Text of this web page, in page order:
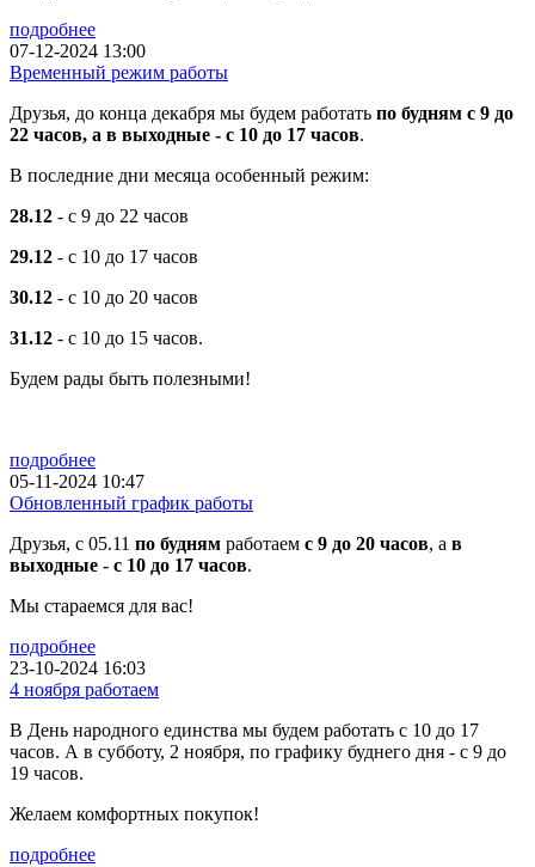
подробнее
07-12-2024 13:00
Временный режим работы
Друзья, до конца декабря мы будем работать по будням с 9 до
22 часов, а в выходные - с 10 до 17 часов.
В последние дни месяца особенный режим:
28.12 - с 9 до 22 часов
29.12 - с 10 до 17 часов
30.12 - с 10 до 20 часов
31.12 - с 10 до 15 часов.
Будем рады быть полезными!
подробнее
05-11-2024 10:47
Обновленный график работы
Друзья, с 05.11 по будням работаем с 9 до 20 часов, а в
выходные - с 10 до 17 часов.
Мы стараемся для вас!
подробнее
23-10-2024 16:03
4 ноября работаем
В День народного единства мы будем работать с 10 до 17
часов. А в субботу, 2 ноября, по графику буднего дня - с 9 до
19 часов.
Желаем комфортных покупок!
подробнее